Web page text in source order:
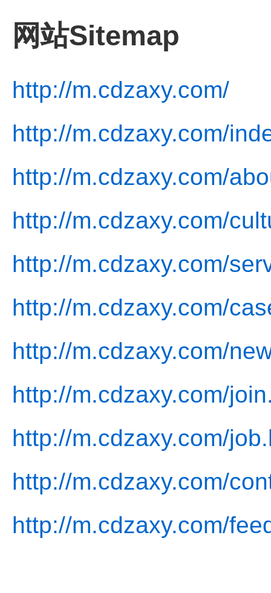
网站Sitemap
http://m.cdzaxy.com/
http://m.cdzaxy.com/
http://m.cdzaxy.com/
http://m.cdzaxy.com/
http://m.cdzaxy.com/
http://m.cdzaxy.com/
http://m.cdzaxy.com/
http://m.cdzaxy.com/
http://m.cdzaxy.com/
http://m.cdzaxy.com/
http://m.cdzaxy.com/